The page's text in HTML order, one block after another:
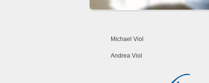
Michael Viol
Andrea Viol